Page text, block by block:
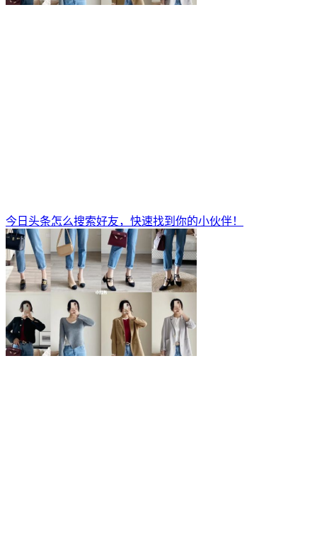
今日头条怎么搜索好友，快速找到你的小伙伴！